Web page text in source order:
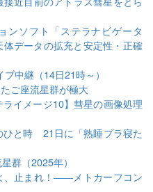
ンソフト「ステラナビゲータ
データの拡充と安定性・正確
中継（14日21時～）
ご座流星群が極大
イメージ10】彗星の画像処理
ひと時 21日に「熟睡プラ寝た
群（2025年）
、止まれ！――メトカーフコン